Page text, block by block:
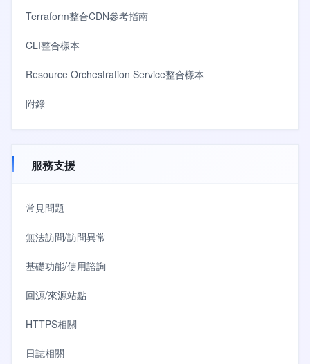
Terraform整合CDN參考指南
CLI整合樣本
Resource Orchestration Service整合樣本
附錄
服務支援
常見問題
無法訪問/訪問異常
基礎功能/使用諮詢
回源/來源站點
HTTPS相關
日誌相關